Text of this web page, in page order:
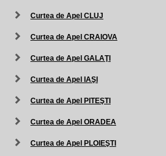
Curtea de Apel CLUJ
Curtea de Apel CRAIOVA
Curtea de Apel GALAŢI
Curtea de Apel IAŞI
Curtea de Apel PITEŞTI
Curtea de Apel ORADEA
Curtea de Apel PLOIEŞTI